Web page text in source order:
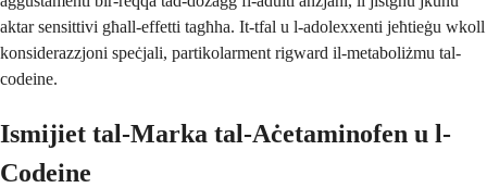
aktar sensittivi għall-effetti tagħha. It-tfal u l-adolexxenti jeħtieġu wkoll
konsiderazzjoni speċjali, partikolarment rigward il-metaboliżmu tal-
codeine.
Ismijiet tal-Marka tal-Aċetaminofen u l-
Codeine